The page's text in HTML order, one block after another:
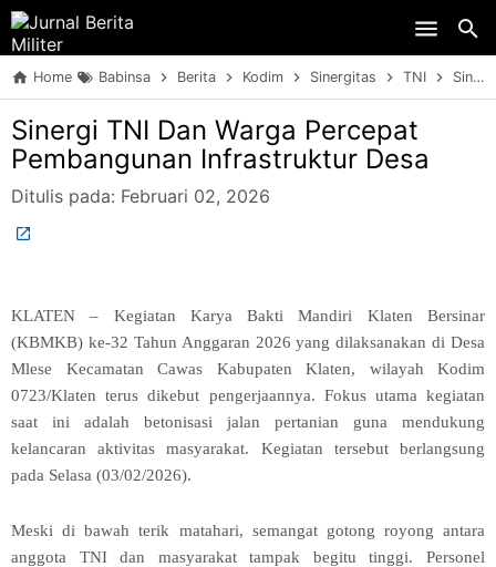
Home Babinsa Berita Kodim Sinergitas TNI Sinergi TNI Dan Warga Percepat Pembangunan Infrastruktur Desa
Sinergi TNI Dan Warga Percepat
Pembangunan Infrastruktur Desa
Ditulis pada: Februari 02, 2026
KLATEN – Kegiatan Karya Bakti Mandiri Klaten Bersinar
(KBMKB) ke-32 Tahun Anggaran 2026 yang dilaksanakan di Desa
Mlese Kecamatan Cawas Kabupaten Klaten, wilayah Kodim
0723/Klaten terus dikebut pengerjaannya. Fokus utama kegiatan
saat ini adalah betonisasi jalan pertanian guna mendukung
kelancaran aktivitas masyarakat. Kegiatan tersebut berlangsung
pada Selasa (03/02/2026).
Meski di bawah terik matahari, semangat gotong royong antara
anggota TNI dan masyarakat tampak begitu tinggi. Personel